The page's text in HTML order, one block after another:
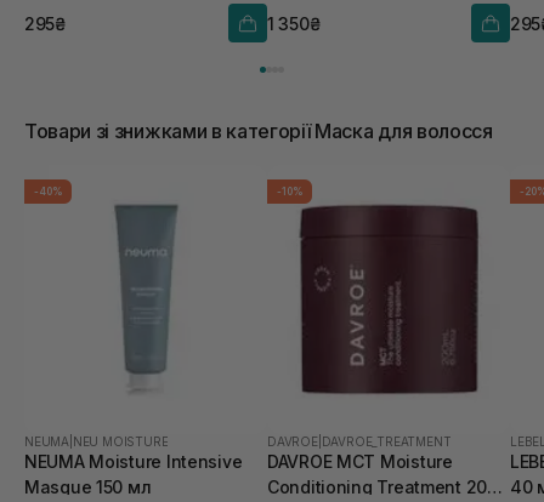
295₴
мл
1 350₴
Товари зі знижками в категорії Маска для волосся
-40%
NEUMA NEU MOISTURE
NEUMA Moisture Intensive
Masque 150 мл
-10%
DAVROE DAVROE_TREATMENT
DAVROE MСT Moisture
Conditioning Treatment 200
-
40